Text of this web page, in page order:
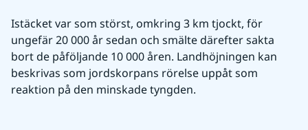
Istäcket var som störst, omkring 3 km tjockt, för
ungefär 20 000 år sedan och smälte därefter sakta
bort de påföljande 10 000 åren. Landhöjningen kan
beskrivas som jordskorpans rörelse uppåt som
reaktion på den minskade tyngden.